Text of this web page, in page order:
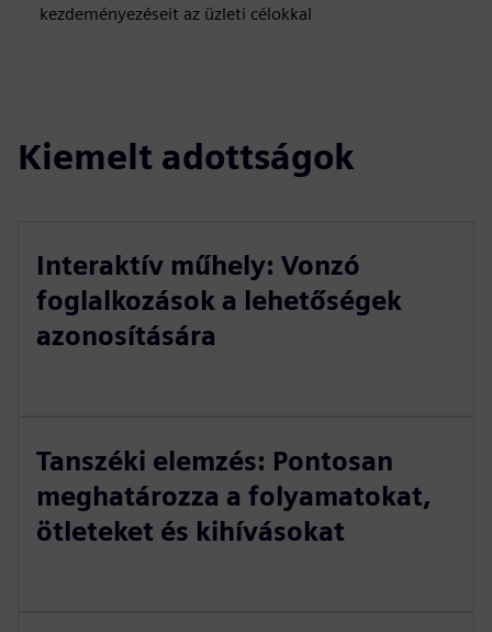
kezdeményezéseit az üzleti célokkal
Kiemelt adottságok
Interaktív műhely: Vonzó
foglalkozások a lehetőségek
azonosítására
Tanszéki elemzés: Pontosan
meghatározza a folyamatokat,
ötleteket és kihívásokat